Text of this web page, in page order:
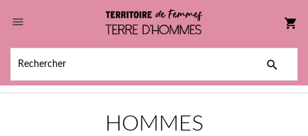
 shopping_cart

HOMMES